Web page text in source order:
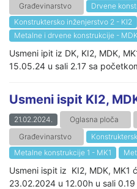
Građevinarstvo
Drvene
Konstruktersko inženjerstvo 2 - KI2
Metalne i drvene konstrukcije - MDK
Usmeni ipit iz DK, KI2, MDK,
15.05.24 u sali 2.17 sa
Usmeni ispit KI2,
21.02.2024. Oglasna ploča
Građevinarstvo
Metalne konstrukcije 1 - MK1
Usmeni ispit iz KI2, MDK, MK1
23.02.2024 u 12.00h u sali 0.19